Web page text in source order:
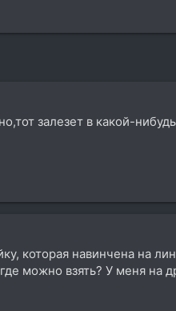
залезет в какой-
которая навинчена на
можно взять? У меня на